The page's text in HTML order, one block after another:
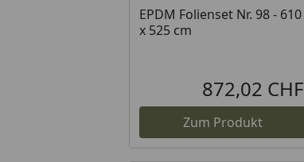
EPDM Folienset Nr. 98 - 610
x 525 cm
872,02 CHF
Zum Produkt